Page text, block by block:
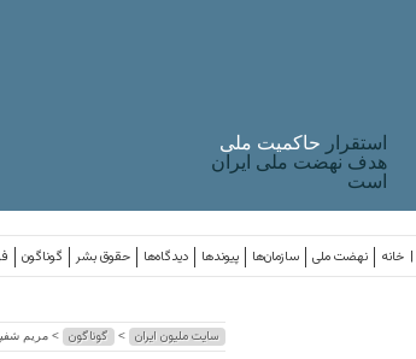
استقرار حاکميت ملی
هدف نهضت ملی ایران
است
گوناگون حقوق بشر دیدگاه‌ها پیوندها سازمان‌ها نهضت ملی خانه
سایت ملیون ایران > گوناگون > مریم